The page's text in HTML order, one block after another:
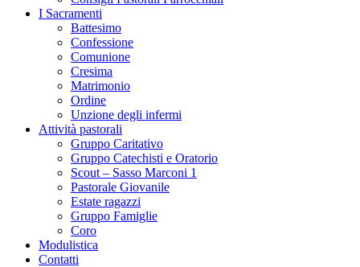
I Sacramenti
Battesimo
Confessione
Comunione
Cresima
Matrimonio
Ordine
Unzione degli infermi
Attività pastorali
Gruppo Caritativo
Gruppo Catechisti e Oratorio
Scout – Sasso Marconi 1
Pastorale Giovanile
Estate ragazzi
Gruppo Famiglie
Coro
Modulistica
Contatti